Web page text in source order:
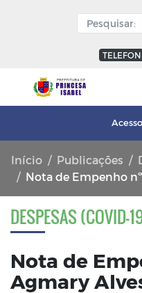
Início Publicações
Nota de Empenho nº 08489 - Agmary Alves de Sousa
DESPESAS (COVID-
Nota de
Agmary